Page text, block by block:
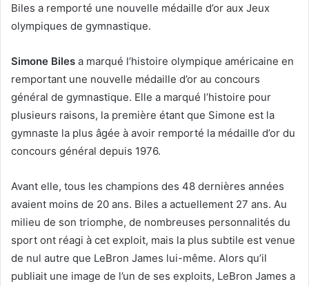
Biles a remporté une nouvelle médaille d’or aux Jeux
olympiques de gymnastique.
Simone Biles a marqué l’histoire olympique américaine en
remportant une nouvelle médaille d’or au concours
général de gymnastique. Elle a marqué l’histoire pour
plusieurs raisons, la première étant que Simone est la
gymnaste la plus âgée à avoir remporté la médaille d’or du
concours général depuis 1976.
Avant elle, tous les champions des 48 dernières années
avaient moins de 20 ans. Biles a actuellement 27 ans. Au
milieu de son triomphe, de nombreuses personnalités du
sport ont réagi à cet exploit, mais la plus subtile est venue
de nul autre que LeBron James lui-même. Alors qu’il
publiait une image de l’un de ses exploits, LeBron James a